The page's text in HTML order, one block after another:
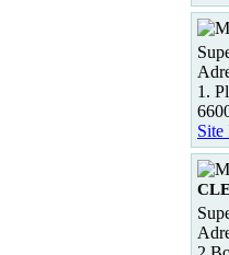
1.
Site